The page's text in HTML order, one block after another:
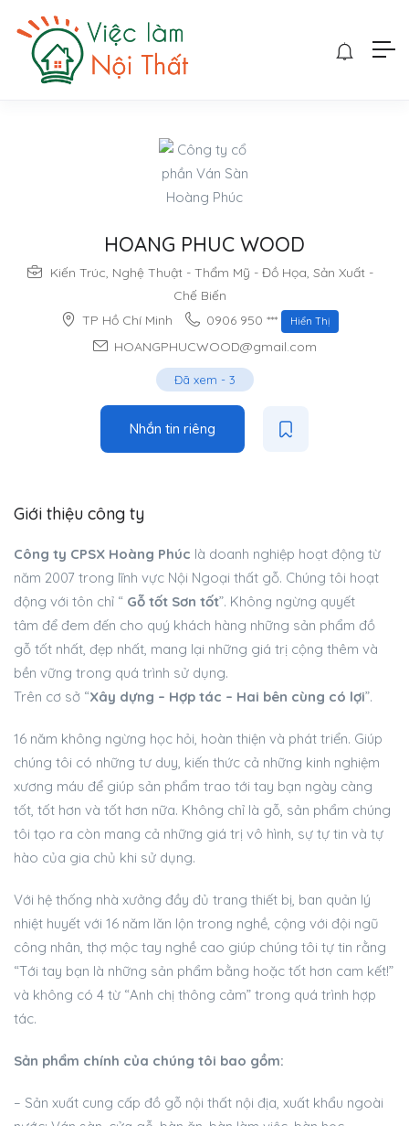
HOANG PHUC WOOD
Kiến Trúc, Nghệ Thuật - Thẩm Mỹ - Đồ Họa, Sản Xuất -
Chế Biến
TP Hồ Chí Minh
0906 950 *** Hiển Thị
HOANGPHUCWOOD@gmail.com
Đã xem - 3
Nhắn tin riêng
Giới thiệu công ty
Công ty CPSX Hoàng Phúc là doanh nghiệp hoạt động từ
năm 2007 trong lĩnh vực Nội Ngoại thất gỗ. Chúng tôi hoạt
động với tôn chỉ “ Gỗ tốt Sơn tốt”. Không ngừng quyết
tâm để đem đến cho quý khách hàng những sản phẩm đồ
gỗ tốt nhất, đẹp nhất, mang lại những giá trị cộng thêm và
bền vững trong quá trình sử dụng.
Trên cơ sở “Xây dựng – Hợp tác – Hai bên cùng có lợi”.
16 năm không ngừng học hỏi, hoàn thiện và phát triển. Giúp
chúng tôi có những tư duy, kiến thức cả những kinh nghiệm
xương máu để giúp sản phẩm trao tới tay bạn ngày càng
tốt, tốt hơn và tốt hơn nữa. Không chỉ là gỗ, sản phẩm chúng
tôi tạo ra còn mang cả những giá trị vô hình, sự tự tin và tự
hào của gia chủ khi sử dụng.
Với hệ thống nhà xưởng đầy đủ trang thiết bị, ban quản lý
nhiệt huyết với 16 năm lăn lộn trong nghề, cộng với đội ngũ
công nhân, thợ mộc tay nghề cao giúp chúng tôi tự tin rằng
“Tới tay bạn là những sản phẩm bằng hoặc tốt hơn cam kết!”
và không có 4 từ “Anh chị thông cảm” trong quá trình hợp
tác.
Sản phẩm chính của chúng tôi bao gồm:
– Sản xuất cung cấp đồ gỗ nội thất nội địa, xuất khẩu ngoài